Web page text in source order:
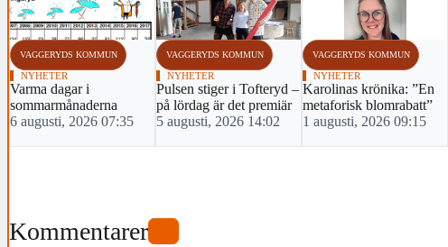
‹
VAGGERYDS KOMMUN
NYHETER
Varma dagar i
sommarmånaderna
6 augusti, 2026 07:35
VAGGERYDS KOMMUN
NYHETER
Pulsen stiger i Tofteryd –
på lördag är det premiär
5 augusti, 2026 14:02
VAGGERYDS KOMMUN
NYHETER
Karolinas krönika: ”En
metaforisk blomrabatt”
1 augusti, 2026 09:15
Kommentarer